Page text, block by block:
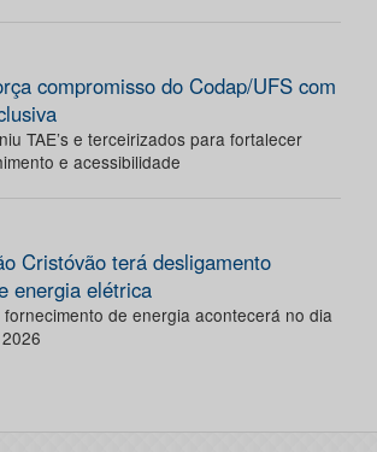
compromisso do Codap/UFS com
TAE’s e terceirizados para fortalecer
e acessibilidade
Cristóvão terá desligamento
energia elétrica
de energia acontecerá no dia